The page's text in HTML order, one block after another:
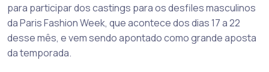
para participar dos castings para os desfiles masculinos
da Paris Fashion Week, que acontece dos dias 17 a 22
desse mês, e vem sendo apontado como grande aposta
da temporada.